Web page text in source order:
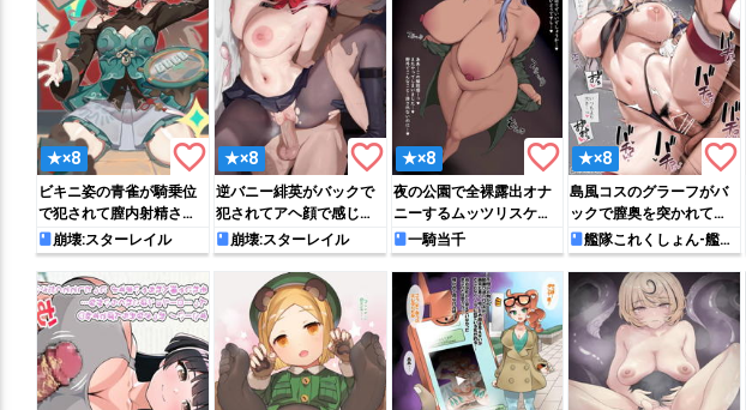
★×8 favorite_border
ビキニ姿の青雀が騎乗位
で犯されて膣内射精され
てしまう…
崩壊:スターレイル
★×8 favorite_border
逆バニー緋英がバックで
犯されてアヘ顔で感じち
ゃう♡
崩壊:スターレイル
★×8 favorite_border
夜の公園で全裸露出オナ
ニーするムッツリスケベ
女趙雲
一騎当千
★×8 favorite_border
島風コスのグラーフがバ
ックで膣奥を突かれて絶
頂しちゃう!!
艦隊これくしょん-艦こ
れ-